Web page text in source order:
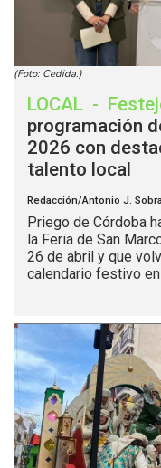
(Foto: Cedida.)
LOCAL -
programación
2026 con
talento local
Redacción/Antonio J.
Priego de Córdoba
la Feria de San
26 de abril y que
calendario festivo en